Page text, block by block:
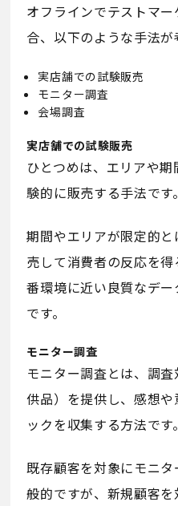
オフラインでテストマ
合、以下のような手法が
実店舗での試験販売
モニター調査
会場調査
実店舗での試験販売
ひとつめは、エリアや
験的に販売する手法です。
期間やエリアが限定的
売して消費者の反応を
番環境に近い良質なデ
です。
モニター調査
モニター調査とは、調
供品）を提供し、感想
ックを収集する方法です。
既存顧客を対象にモニ
般的ですが、新規顧客